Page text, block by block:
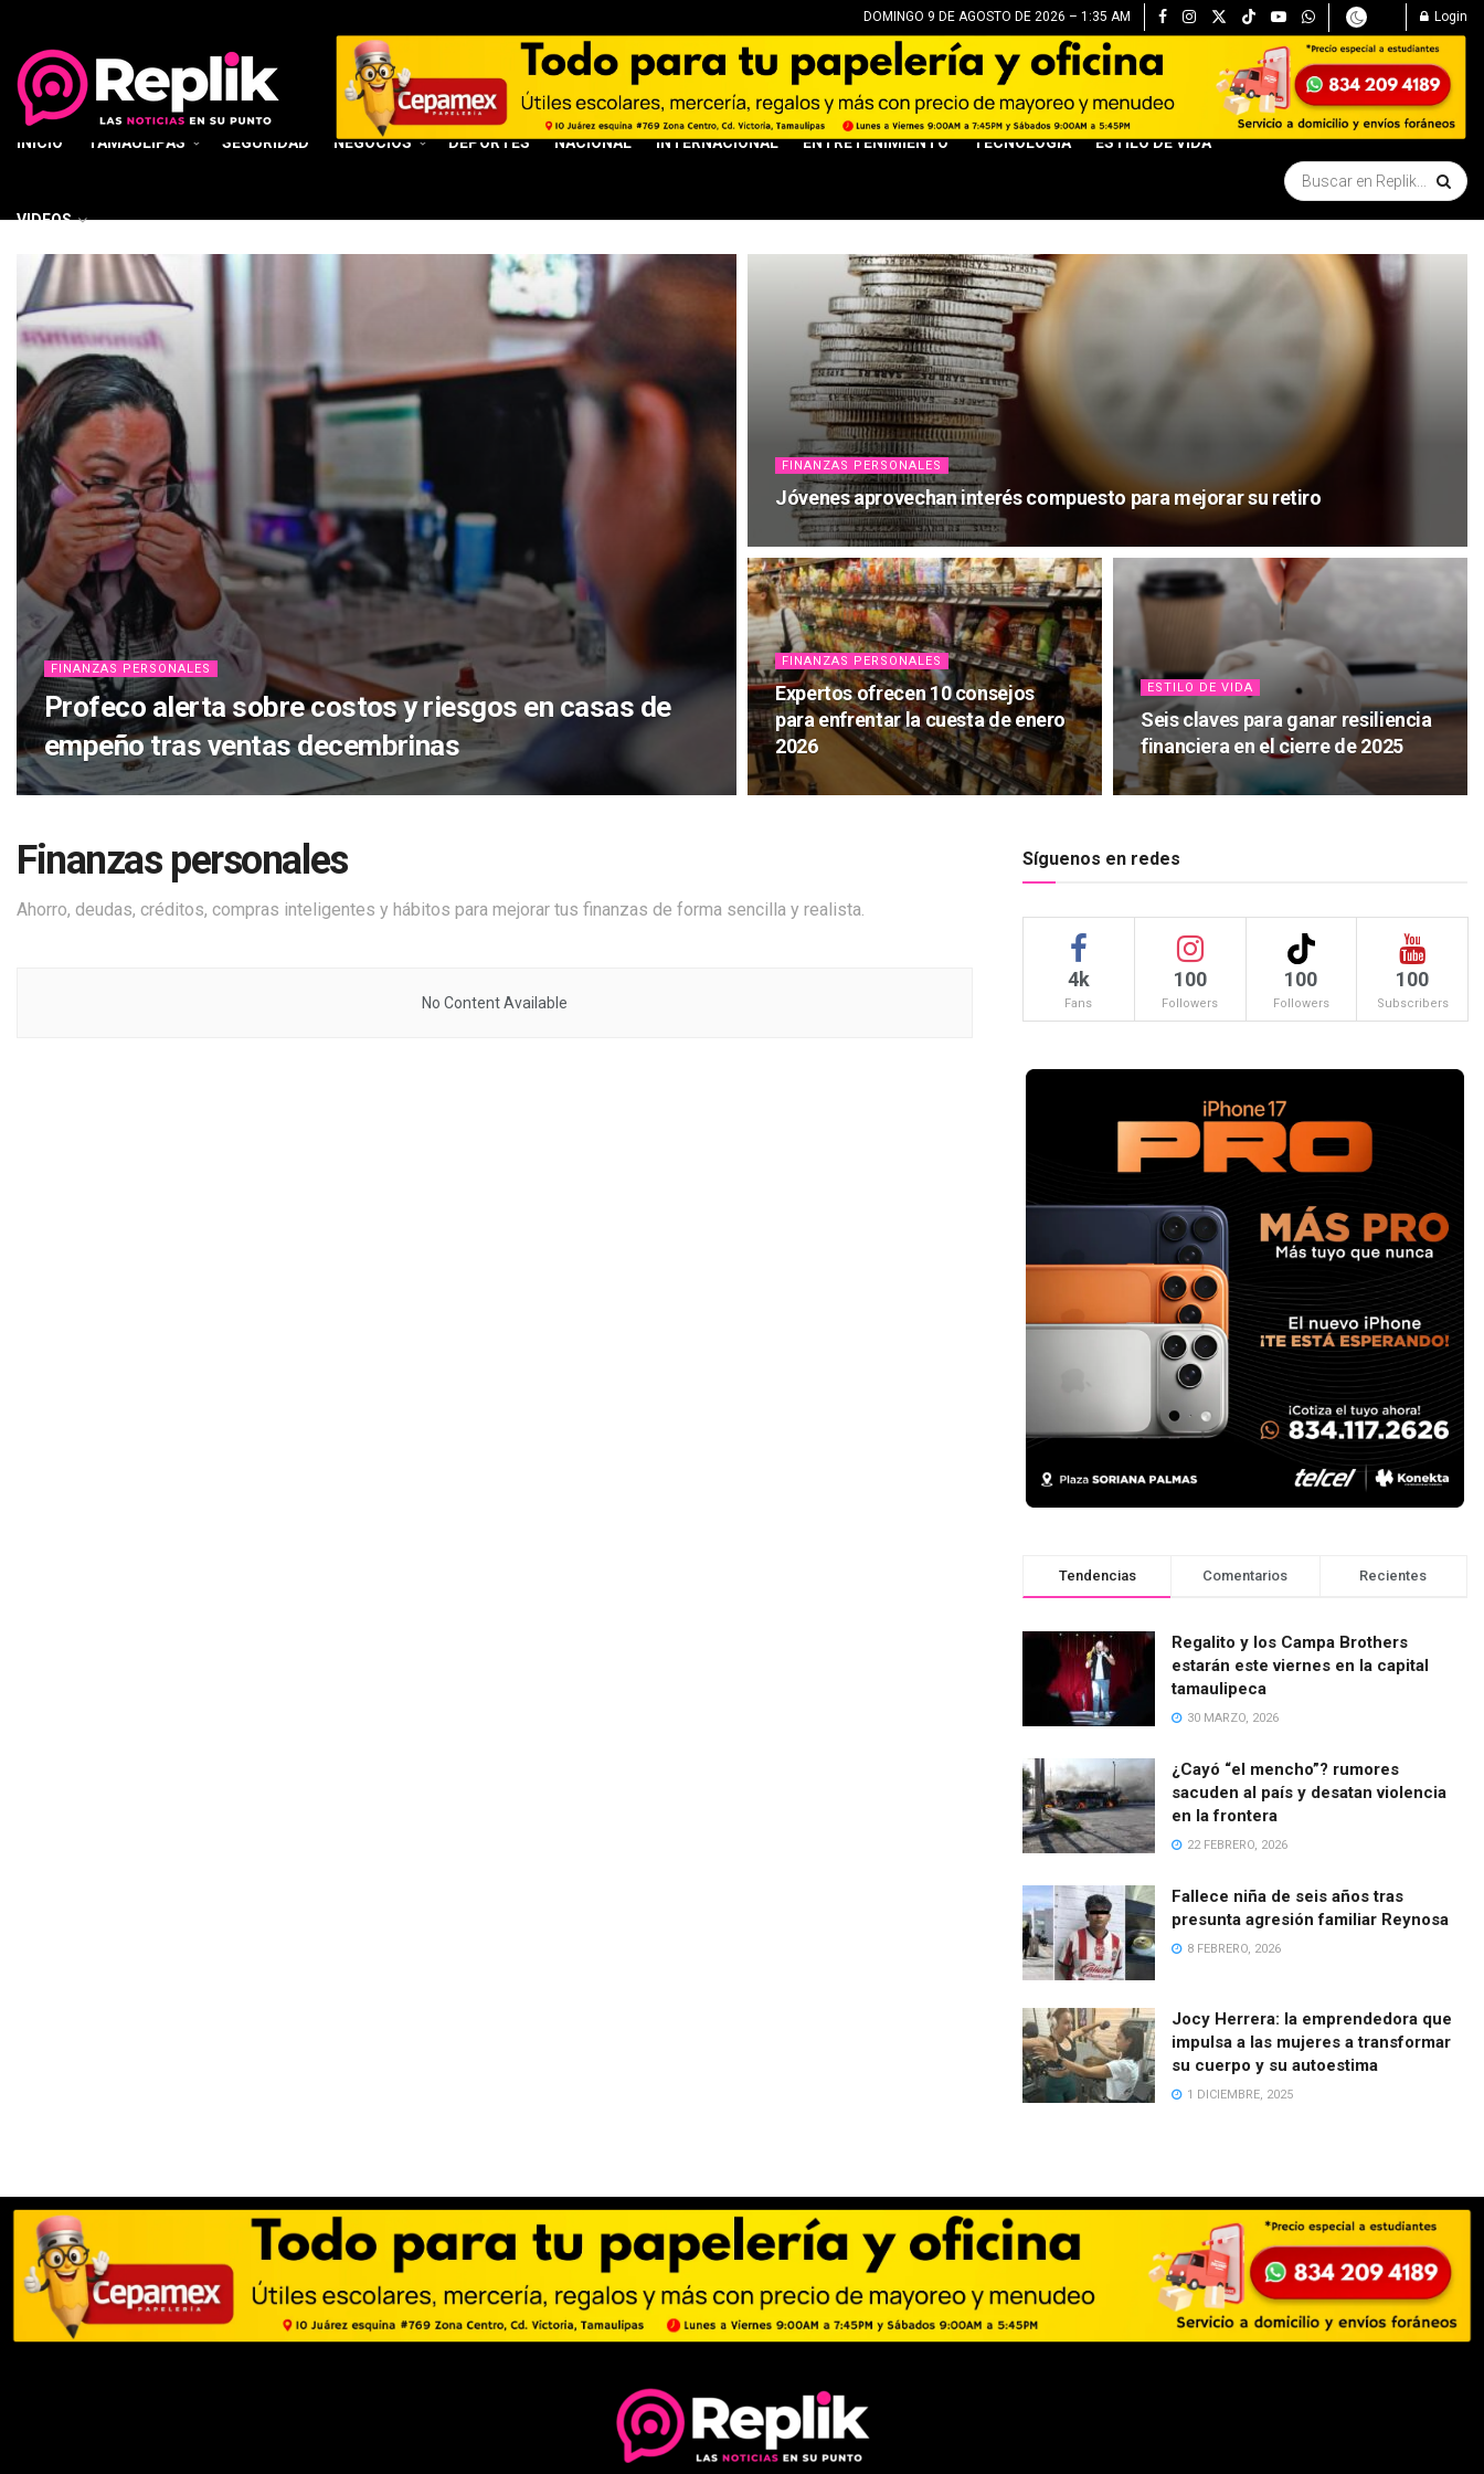
DOMINGO 9 DE AGOSTO DE 2026 – 1:35 AM Login
INICIO TAMAULIPAS SEGURIDAD NEGOCIOS DEPORTES NACIONAL INTERNACIONAL ENTRETENIMIENTO TECNOLOGÍA ESTILO DE VIDA
VIDEOS
FINANZAS PERSONALES
Profeco alerta sobre costos y riesgos en casas de
empeño tras ventas decembrinas
FINANZAS PERSONALES
Jóvenes aprovechan interés compuesto para mejorar su retiro
FINANZAS PERSONALES
Expertos ofrecen 10 consejos
para enfrentar la cuesta de enero
2026
ESTILO DE VIDA
Seis claves para ganar resiliencia
financiera en el cierre de 2025
Finanzas personales
Ahorro, deudas, créditos, compras inteligentes y hábitos para mejorar tus finanzas de forma sencilla y realista.
No Content Available
Síguenos en redes
4k
Fans
100
Followers
100
Followers
100
Subscribers
Tendencias Comentarios Recientes
Regalito y los Campa Brothers
estarán este viernes en la capital
tamaulipeca
30 MARZO, 2026
¿Cayó “el mencho”? rumores
sacuden al país y desatan violencia
en la frontera
22 FEBRERO, 2026
Fallece niña de seis años tras
presunta agresión familiar Reynosa
8 FEBRERO, 2026
Jocy Herrera: la emprendedora que
impulsa a las mujeres a transformar
su cuerpo y su autoestima
1 DICIEMBRE, 2025